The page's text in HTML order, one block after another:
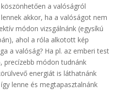
a valóságról
akkor, ha a valóságot nem
módon vizsgálnánk (egysíkú
ahol a róla alkotott kép
a valóság? Ha pl. az emberi test
precízebb módon tudnánk
energiát is láthatnánk
így lenne és megtapasztalnánk